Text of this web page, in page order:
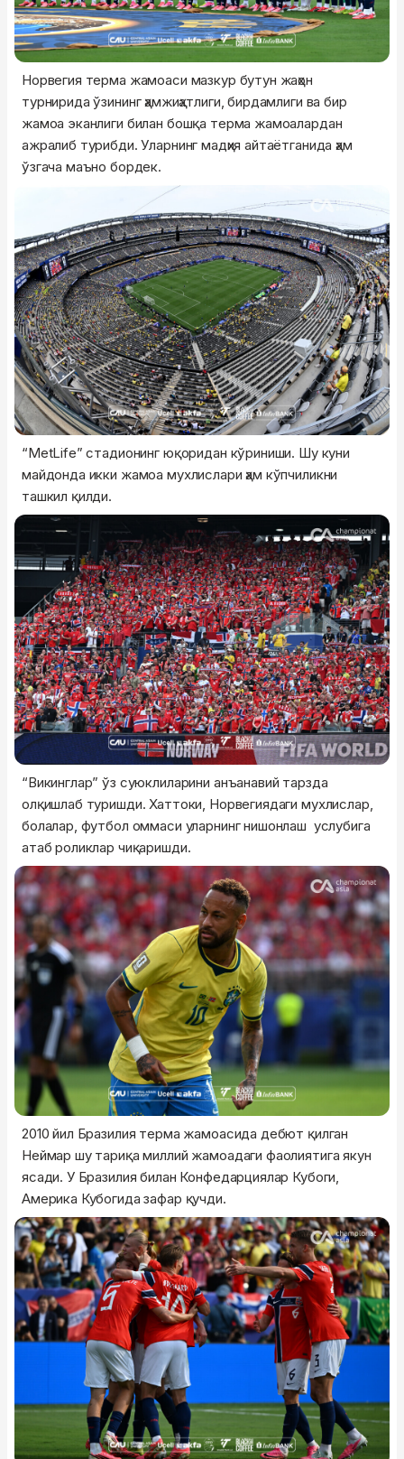
Норвегия терма жамоаси мазкур бутун жаҳон
турнирида ўзининг ҳамжиҳатлиги, бирдамлиги ва бир
жамоа эканлиги билан бошқа терма жамоалардан
ажралиб турибди. Уларнинг мадҳия айтаётганида ҳам
ўзгача маъно бордек.
“MetLife” стадионинг юқоридан кўриниши. Шу куни
майдонда икки жамоа мухлислари ҳам кўпчиликни
ташкил қилди.
“Викинглар” ўз суюклиларини анъанавий тарзда
олқишлаб туришди. Хаттоки, Норвегиядаги мухлислар,
болалар, футбол оммаси уларнинг нишонлаш услубига
атаб роликлар чиқаришди.
2010 йил Бразилия терма жамоасида дебют қилган
Неймар шу тариқа миллий жамоадаги фаолиятига якун
ясади. У Бразилия билан Конфедарциялар Кубоги,
Америка Кубогида зафар қучди.